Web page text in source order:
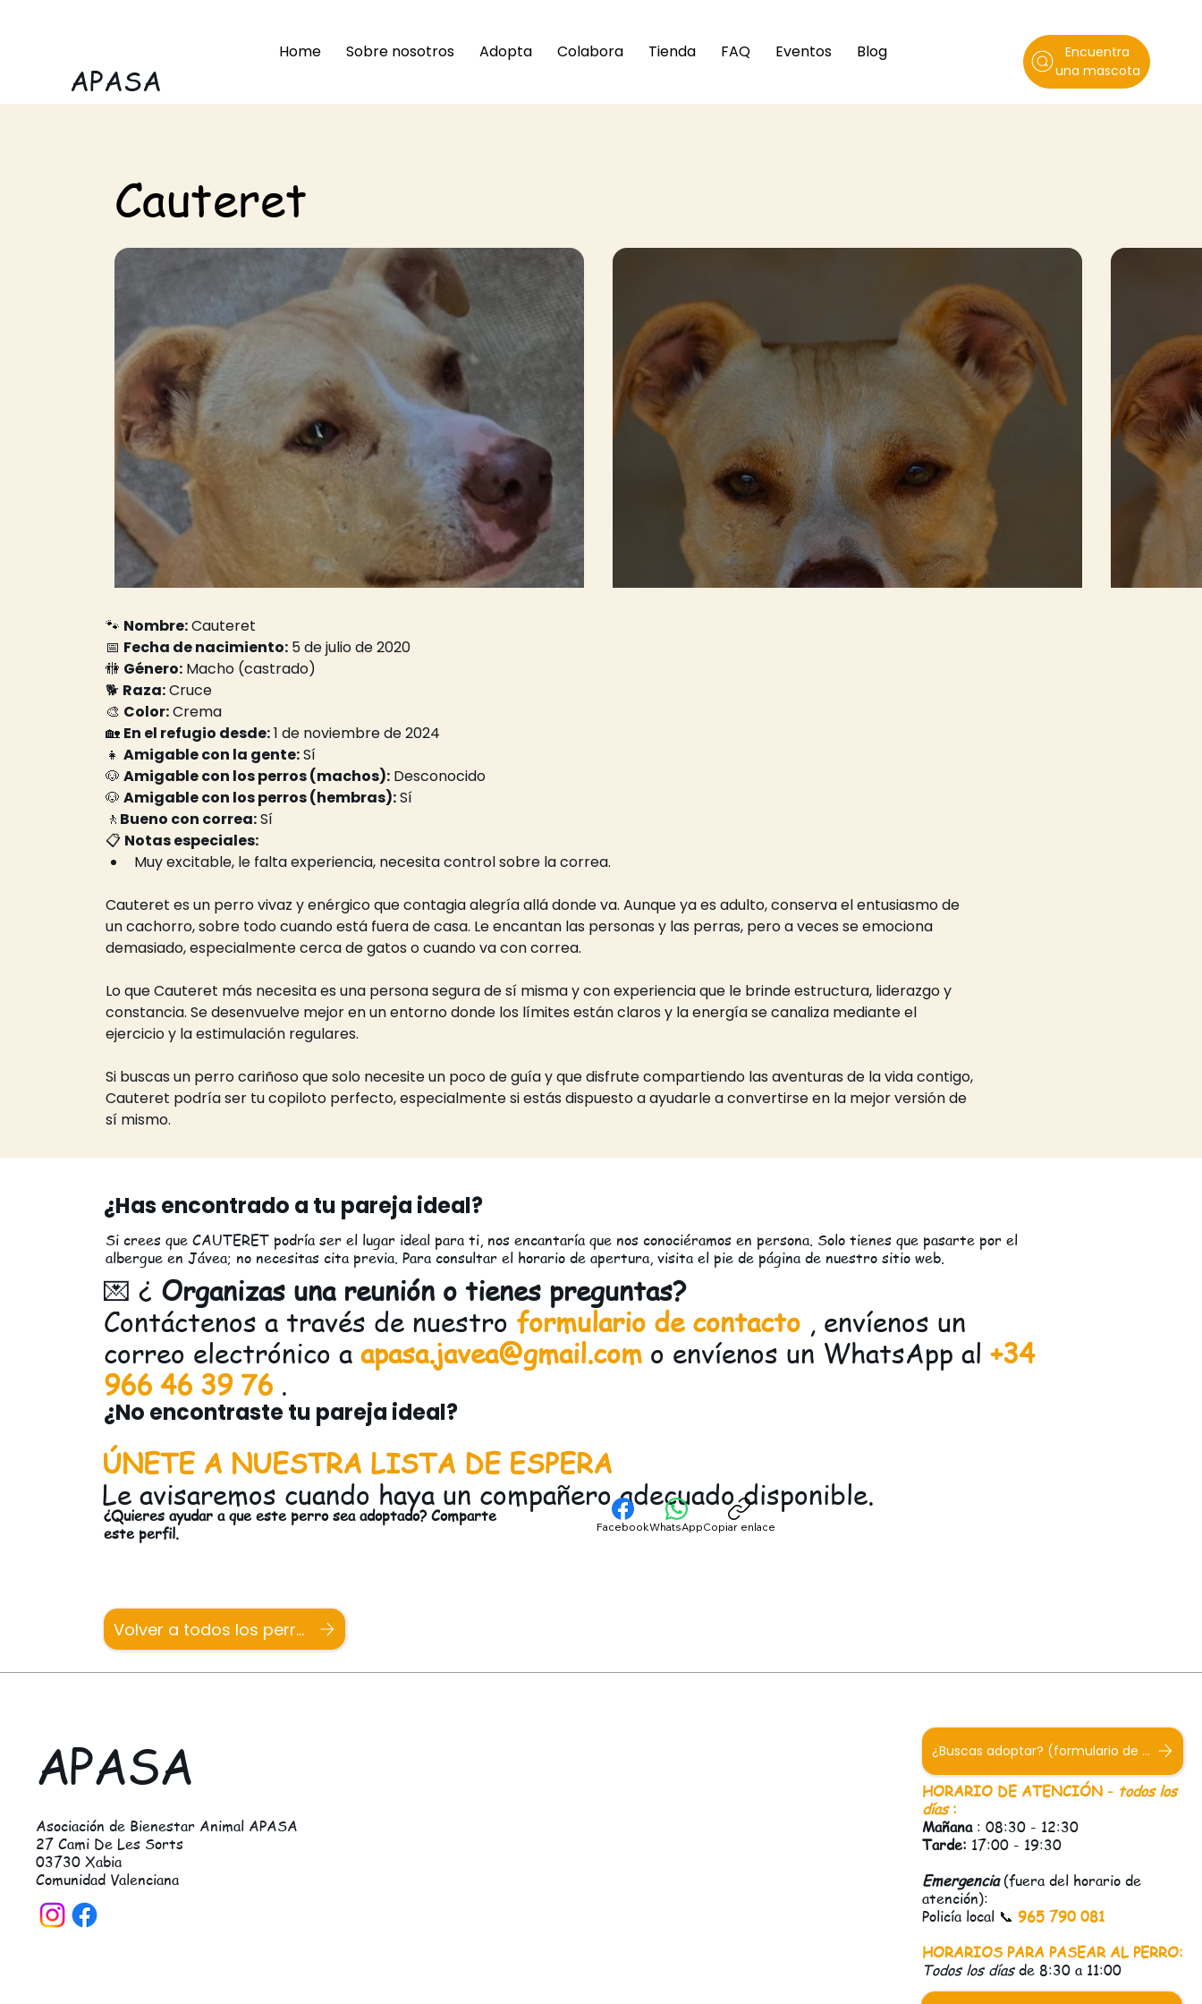
APASA
Home Sobre nosotros Adopta Colabora Tienda FAQ Eventos Blog
Encuentra
una mascota
Cauteret
🐾 Nombre: Cauteret
📅 Fecha de nacimiento: 5 de julio de 2020
🚻 Género: Macho (castrado)
🐕 Raza: Cruce
🎨 Color: Crema
🏡 En el refugio desde: 1 de noviembre de 2024
👧 Amigable con la gente: Sí
🐶 Amigable con los perros (machos): Desconocido
🐶 Amigable con los perros (hembras): Sí
🚶 Bueno con correa: Sí
📋 Notas especiales:
Muy excitable, le falta experiencia, necesita control sobre la correa.
Cauteret es un perro vivaz y enérgico que contagia alegría allá donde va. Aunque ya es adulto, conserva el entusiasmo de
un cachorro, sobre todo cuando está fuera de casa. Le encantan las personas y las perras, pero a veces se emociona
demasiado, especialmente cerca de gatos o cuando va con correa.
Lo que Cauteret más necesita es una persona segura de sí misma y con experiencia que le brinde estructura, liderazgo y
constancia. Se desenvuelve mejor en un entorno donde los límites están claros y la energía se canaliza mediante el
ejercicio y la estimulación regulares.
Si buscas un perro cariñoso que solo necesite un poco de guía y que disfrute compartiendo las aventuras de la vida contigo,
Cauteret podría ser tu copiloto perfecto, especialmente si estás dispuesto a ayudarle a convertirse en la mejor versión de
sí mismo.
¿Has encontrado a tu pareja ideal?
Si crees que CAUTERET podría ser el lugar ideal para ti, nos encantaría que nos conociéramos en persona. Solo tienes que pasarte por el
albergue en Jávea; no necesitas cita previa. Para consultar el horario de apertura, visita el pie de página de nuestro sitio web.
💌 ¿ Organizas una reunión o tienes preguntas?
Contáctenos a través de nuestro formulario de contacto, envíenos un
correo electrónico a apasa.javea@gmail.como envíenos un WhatsApp al +34
966 46 39 76.
¿No encontraste tu pareja ideal?
ÚNETE A NUESTRA LISTA DE ESPERA
Le avisaremos cuando haya un compañero adecuado disponible.
¿Quieres ayudar a que este perro sea adoptado? Comparte
este perfil.
FacebookWhatsAppCopiar enlace
Volver a todos los perros
APASA
Asociación de Bienestar Animal APASA
27 Cami De Les Sorts
03730 Xabia
Comunidad Valenciana
¿Buscas adoptar? (formulario de adopción)
HORARIO DE ATENCIÓN - todos los
días:
Mañana: 08:30 - 12:30
Tarde: 17:00 - 19:30
Emergencia(fuera del horario de
atención):
Policía local 📞 965 790 081
HORARIOS PARA PASEAR AL PERRO:
Todos los días de 8:30 a 11:00